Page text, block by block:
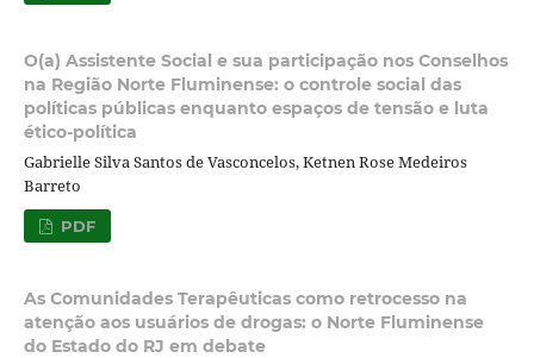
O(a) Assistente Social e sua participação nos Conselhos
na Região Norte Fluminense: o controle social das
políticas públicas enquanto espaços de tensão e luta
ético-política
Gabrielle Silva Santos de Vasconcelos, Ketnen Rose Medeiros
Barreto
PDF
As Comunidades Terapêuticas como retrocesso na
atenção aos usuários de drogas: o Norte Fluminense
do Estado do RJ em debate